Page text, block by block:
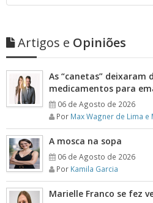
Artigos e Opiniões
As “canetas” deixaram
medicamentos para
06 de Agosto de 2026
Por Max Wagner de Lima e
A mosca na sopa
06 de Agosto de 2026
Por Kamila Garcia
Marielle Franco se fez